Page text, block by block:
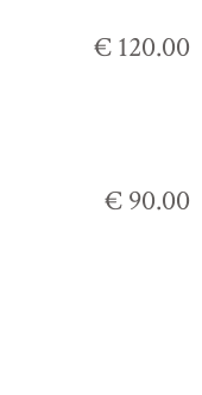
€ 120.00
€ 90.00